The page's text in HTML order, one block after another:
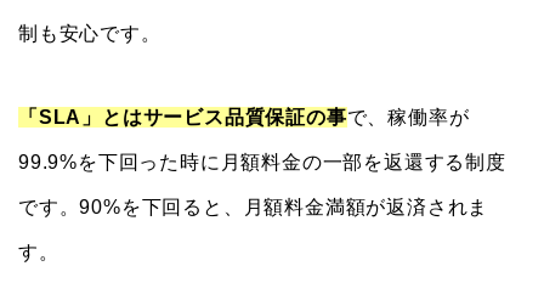
制も安心です。
「SLA」とはサービス品質保証の事で、稼働率が
99.9%を下回った時に月額料金の一部を返還する制度
です。90%を下回ると、月額料金満額が返済されま
す。